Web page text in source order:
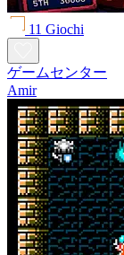
11 Giochi
ゲームセンター
Amir